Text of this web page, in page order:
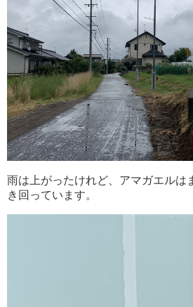
雨は上がったけれど、 アマガエルは
き回っています。